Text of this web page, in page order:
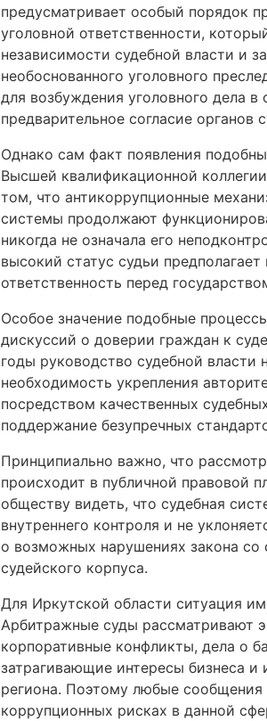
предусматривает особый порядок
уголовной ответственности,
независимости судебной власти и
необоснованного уголовного
для возбуждения уголовного дела в
предварительное согласие органов
Однако сам факт появления
Высшей квалификационной
том, что антикоррупционные
системы продолжают
никогда не означала его
высокий статус судьи
ответственность перед
Особое значение подобные
дискуссий о доверии граждан к
годы руководство судебной власти
необходимость укрепления
посредством качественных
поддержание безупречных
Принципиально важно, что
происходит в публичной правовой
обществу видеть, что судебная
внутреннего контроля и не
о возможных нарушениях закона со
судейского корпуса.
Для Иркутской области ситуация
Арбитражные суды рассматривают
корпоративные конфликты, дела о
затрагивающие интересы бизнеса и
региона. Поэтому любые
коррупционных рисках в данной